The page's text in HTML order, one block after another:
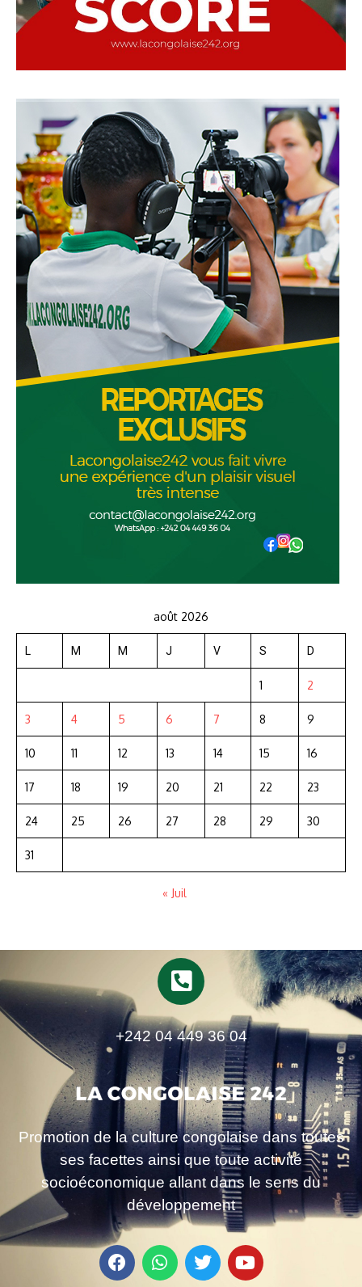
août 2026
L M M J V S D
1 2
3 4 5 6 7 8 9
10 11 12 13 14 15 16
17 18 19 20 21 22 23
24 25 26 27 28 29 30
31
« Juil
+242 04 449 36 04
Promotion de la culture congolaise dans toutes
ses facettes ainsi que toute activité
socioéconomique allant dans le sens du
développement